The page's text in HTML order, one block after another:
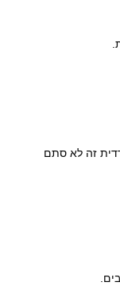
זה לא סתם